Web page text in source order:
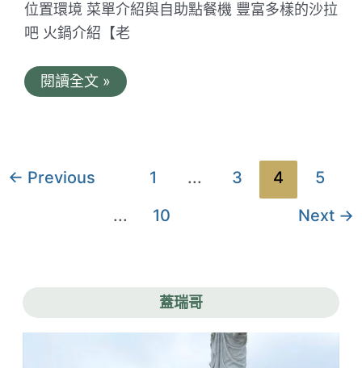
位置環境 菜單介紹與自助點餐機 豐富多樣的沙拉
吧 火鍋介紹【老
億
品
店。
的
閱讀全文 »
文
← Previous 1 ... 3 4
5
...
10 Next →
蓋瑞哥